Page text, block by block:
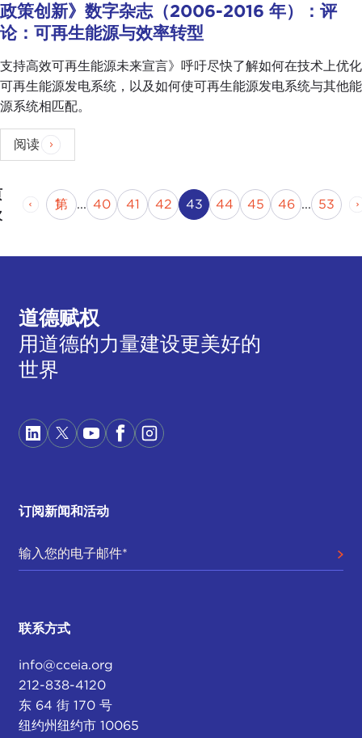
政策创新》数字杂志（2006-2016 年）：评
论：可再生能源与效率转型
支持高效可再生能源未来宣言》呼吁尽快了解如何在技术上优化
可再生能源发电系统，以及如何使可再生能源发电系统与其他能
源系统相匹配。
阅读
上一页
第 1页 ... 第
40
页 第
41
页 第
42
页 当前页
43 页码
44 页码
45 页码
46 ... 第
53
页
道德赋权
用道德的力量建设更美好的
世界
订阅新闻和活动
联系方式
info@cceia.org
212-838-4120
东 64 街 170 号
纽约州纽约市 10065